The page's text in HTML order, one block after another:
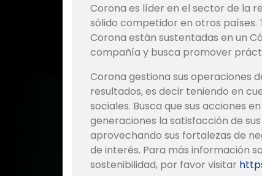
Corona es líder en el sector de la
sólido competidor en otros países.
Corona están sustentadas en un
compañía y busca promover
Corona gestiona sus operaciones
resultados, es decir teniendo en
sociales. Busca que sus acciones
generaciones la satisfacción de
aprovechando sus fortalezas de
de interés. Para más información
sostenibilidad, por favor visitar